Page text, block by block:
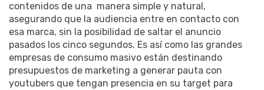
contenidos de una manera simple y natural,
asegurando que la audiencia entre en contacto con
esa marca, sin la posibilidad de saltar el anuncio
pasados los cinco segundos. Es así como las grandes
empresas de consumo masivo están destinando
presupuestos de marketing a generar pauta con
youtubers que tengan presencia en su target para